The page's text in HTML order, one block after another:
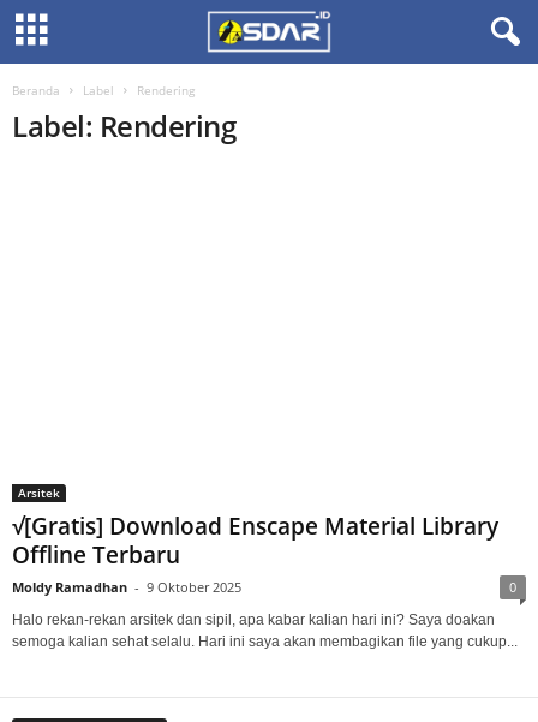
Beranda Label Rendering
Label: Rendering
Arsitek
√[Gratis] Download Enscape Material Library
Offline Terbaru
Moldy Ramadhan - 9 Oktober 2025 0
Halo rekan-rekan arsitek dan sipil, apa kabar kalian hari ini? Saya doakan
semoga kalian sehat selalu. Hari ini saya akan membagikan file yang cukup...